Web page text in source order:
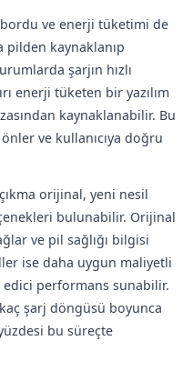
ve enerji tüketimi de
pilden kaynaklanıp
şarjın hızlı
enerji tüketen bir yazılım
kaynaklanabilir. Bu
ve kullanıcıya doğru
orijinal, yeni nesil
bulunabilir. Orijinal
ve pil sağlığı bilgisi
ise daha uygun maliyetli
performans sunabilir.
şarj döngüsü boyunca
bu süreçte